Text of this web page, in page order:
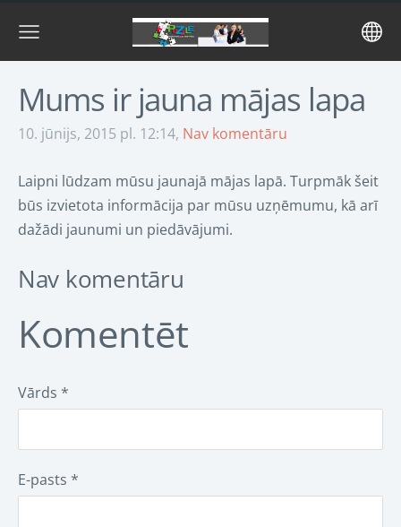
Mums ir jauna mājas lapa
10. jūnijs, 2015 pl. 12:14, Nav komentāru
Laipni lūdzam mūsu jaunajā mājas lapā. Turpmāk šeit
būs izvietota informācija par mūsu uzņēmumu, kā arī
dažādi jaunumi un piedāvājumi.
Nav komentāru
Komentēt
Vārds *
E-pasts *